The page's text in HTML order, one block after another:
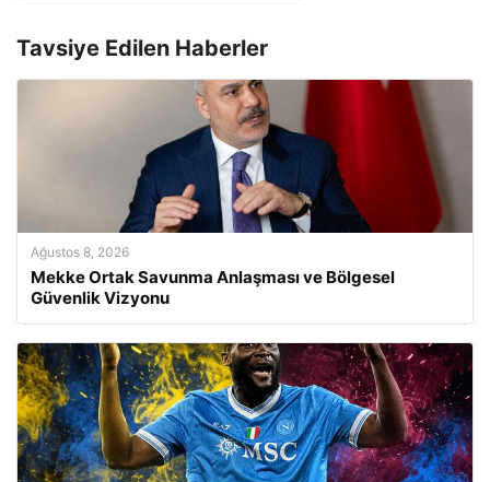
Tavsiye Edilen Haberler
Ağustos 8, 2026
Mekke Ortak Savunma Anlaşması ve Bölgesel
Güvenlik Vizyonu